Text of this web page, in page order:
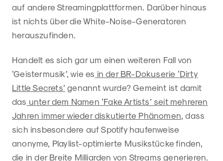
auf andere Streamingplattformen. Darüber hinaus
ist nichts über die White-Noise-Generatoren
herauszufinden.
Handelt es sich gar um einen weiteren Fall von
‘Geistermusik’, wie es in der BR-Dokuserie ‘Dirty
Little Secrets’ genannt wurde? Gemeint ist damit
das unter dem Namen ‘Fake Artists’ seit mehreren
Jahren immer wieder diskutierte Phänomen, dass
sich insbesondere auf Spotify haufenweise
anonyme, Playlist-optimierte Musikstücke finden,
die in der Breite Milliarden von Streams generieren.